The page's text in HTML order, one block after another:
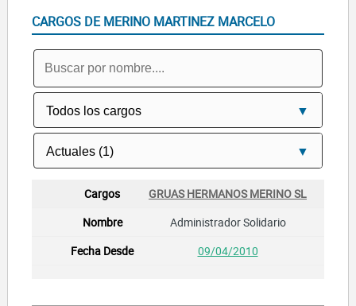
CARGOS DE MERINO MARTINEZ MARCELO
GRUAS HERMANOS MERINO SL
Administrador Solidario
09/04/2010